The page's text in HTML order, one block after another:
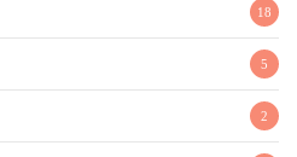
18
5
2